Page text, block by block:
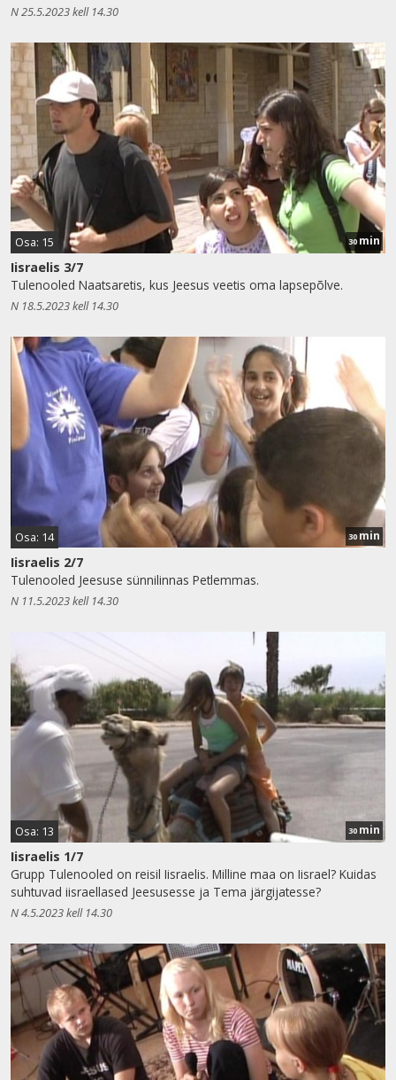
N 25.5.2023 kell 14.30
Osa: 15 30 min
Iisraelis 3/7
Tulenooled Naatsaretis, kus Jeesus veetis oma lapsepõlve.
N 18.5.2023 kell 14.30
Osa: 14 30min
Iisraelis 2/7
Tulenooled Jeesuse sünnilinnas Petlemmas.
N 11.5.2023 kell 14.30
Osa: 13 30 min
Iisraelis 1/7
Grupp Tulenooled on reisil Iisraelis. Milline maa on Iisrael? Kuidas
suhtuvad iisraellased Jeesusesse ja Tema järgijatesse?
N 4.5.2023 kell 14.30